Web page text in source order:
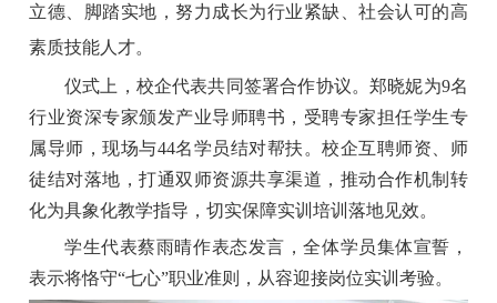
立德、脚踏实地，努力成长为行业紧缺、社会认可的高
素质技能人才。
仪式上，校企代表共同签署合作协议。郑晓妮为9名
行业资深专家颁发产业导师聘书，受聘专家担任学生专
属导师，现场与44名学员结对帮扶。校企互聘师资、师
徒结对落地，打通双师资源共享渠道，推动合作机制转
化为具象化教学指导，切实保障实训培训落地见效。
学生代表蔡雨晴作表态发言，全体学员集体宣誓，
表示将恪守“七心”职业准则，从容迎接岗位实训考验。